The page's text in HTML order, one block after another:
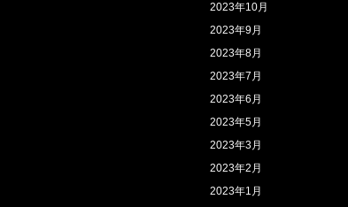
2023年10月
2023年9月
2023年8月
2023年7月
2023年6月
2023年5月
2023年3月
2023年2月
2023年1月